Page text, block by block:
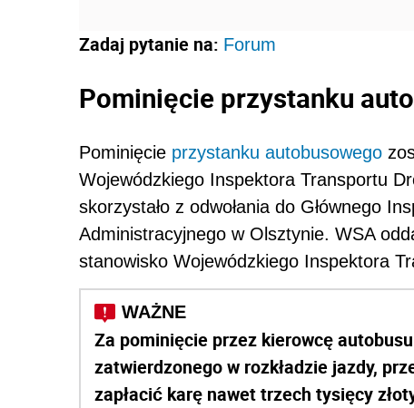
Zadaj pytanie na: Forum
Pominięcie przystanku
Pominięcie przystanku autobusowego
Wojewódzkiego Inspektora Transportu
skorzystało z odwołania do Głównego
Administracyjnego w Olsztynie. WSA
stanowisko Wojewódzkiego Inspektora
Za pominięcie przez kierowcę
zatwierdzonego w rozkładzie jazdy,
zapłacić karę nawet trzech tysięcy